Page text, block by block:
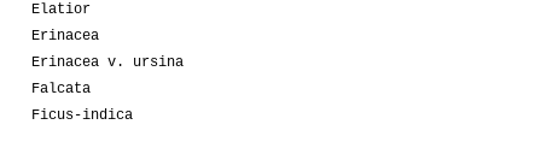
Elatior
Erinacea
Erinacea v. ursina
Falcata
Ficus-indica